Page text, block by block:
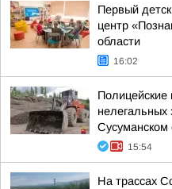
Первый
центр
области
16:02
Полицейские
нелегальных
Сусуманском
15:54
На трассах